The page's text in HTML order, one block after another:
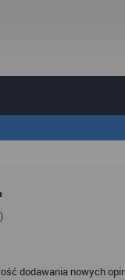
dodawania nowych